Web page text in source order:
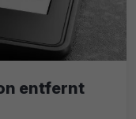
entfernt